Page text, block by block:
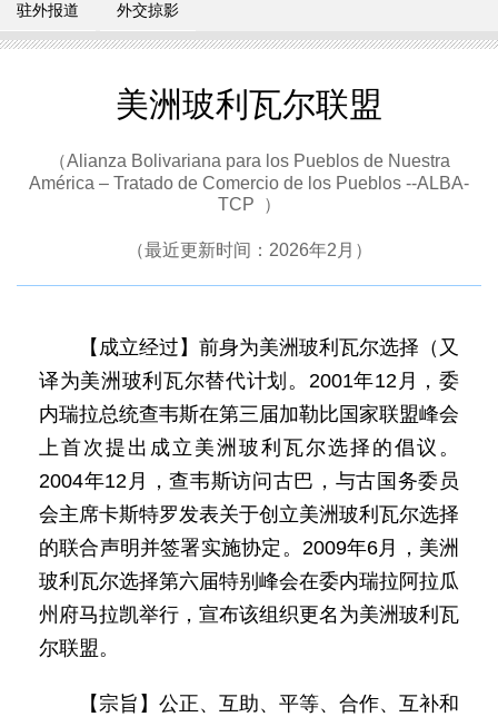
驻外报道 外交掠影
美洲玻利瓦尔联盟
（Alianza Bolivariana para los Pueblos de Nuestra
América – Tratado de Comercio de los Pueblos --ALBA-
TCP ）
（最近更新时间：2026年2月）
【成立经过】前身为美洲玻利瓦尔选择（又
译为美洲玻利瓦尔替代计划。2001年12月，委
内瑞拉总统查韦斯在第三届加勒比国家联盟峰会
上首次提出成立美洲玻利瓦尔选择的倡议。
2004年12月，查韦斯访问古巴，与古国务委员
会主席卡斯特罗发表关于创立美洲玻利瓦尔选择
的联合声明并签署实施协定。2009年6月，美洲
玻利瓦尔选择第六届特别峰会在委内瑞拉阿拉瓜
州府马拉凯举行，宣布该组织更名为美洲玻利瓦
尔联盟。
【宗旨】公正、互助、平等、合作、互补和